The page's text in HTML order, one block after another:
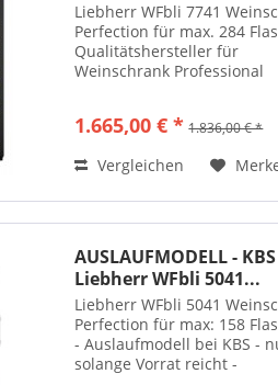
Liebherr WFbli 7741
Perfection für max. 284
Qualitätshersteller für
Weinschrank Professional
1.665,00 € * 1.836,00 € *
Vergleichen
AUSLAUFMODELL - KBS
Liebherr WFbli 5041...
Liebherr WFbli 5041
Perfection für max: 158
- Auslaufmodell bei KBS -
solange Vorrat reicht -